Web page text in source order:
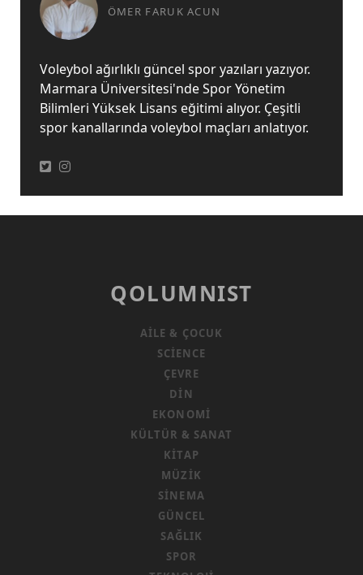
ÖMER FARUK ACUN
Voleybol ağırlıklı güncel spor yazıları yazıyor.
Marmara Üniversitesi'nde Spor Yönetim
Bilimleri Yüksek Lisans eğitimi alıyor. Çeşitli
spor kanallarında voleybol maçları anlatıyor.
QOLUMNIST
AILE & ÇOCUK
SCIENCE
ÇEVRE
DIN
EKONOMI
KÜLTÜR & SANAT
KITAP
MÜZIK
SINEMA
GÜNCEL
SAĞLIK
SPOR